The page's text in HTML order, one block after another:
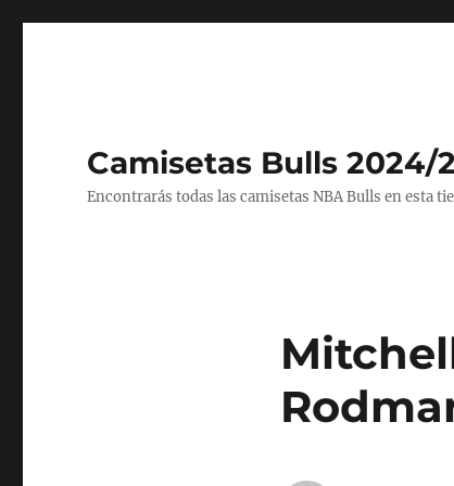
Camisetas Bulls 2024/
Encontrarás todas las camisetas NBA Bulls en esta